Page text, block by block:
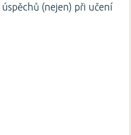
(nejen) při učení